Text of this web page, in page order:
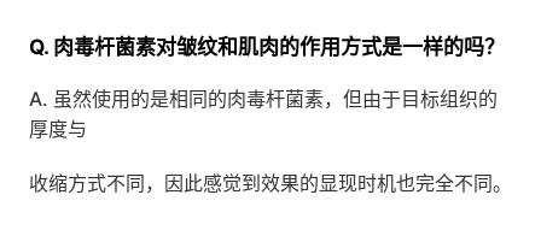
Q. 肉毒杆菌素对皱纹和肌肉的作用方式是一样的吗？
A. 虽然使用的是相同的肉毒杆菌素，但由于目标组织的
厚度与
收缩方式不同，因此感觉到效果的显现时机也完全不同。